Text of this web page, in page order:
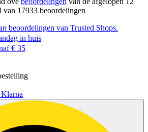
van 17933 beoordelingen
beoordelingen van Trusted Shops.
in huis
€ 35